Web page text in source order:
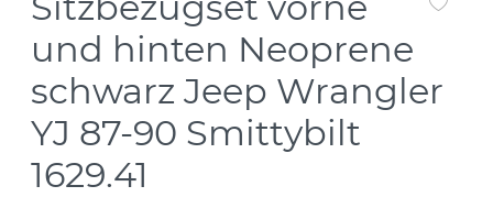
und hinten Neoprene
schwarz Jeep Wrangler
YJ 87-90 Smittybilt
1629.41